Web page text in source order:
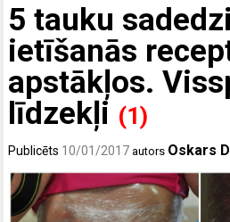
5 tauku
ietīšanās
apstākļos.
līdzekļi (1)
Publicēts 10/01/2017 autors Oskars